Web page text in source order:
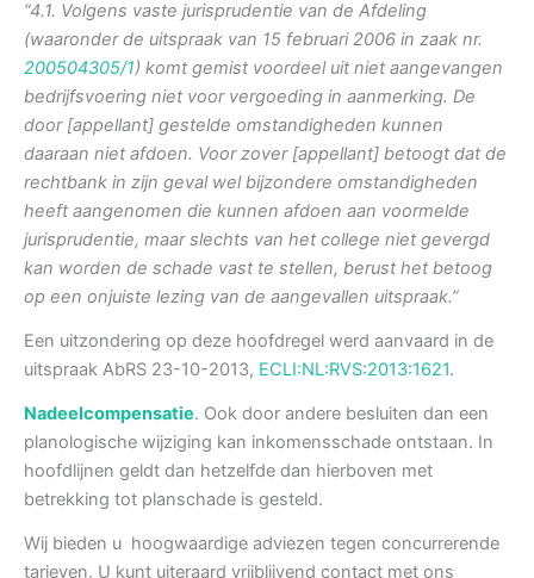
“4.1. Volgens vaste jurisprudentie van de Afdeling
(waaronder de uitspraak van 15 februari 2006 in zaak nr.
200504305/1) komt gemist voordeel uit niet aangevangen
bedrijfsvoering niet voor vergoeding in aanmerking. De
door [appellant] gestelde omstandigheden kunnen
daaraan niet afdoen. Voor zover [appellant] betoogt dat de
rechtbank in zijn geval wel bijzondere omstandigheden
heeft aangenomen die kunnen afdoen aan voormelde
jurisprudentie, maar slechts van het college niet gevergd
kan worden de schade vast te stellen, berust het betoog
op een onjuiste lezing van de aangevallen uitspraak.”
Een uitzondering op deze hoofdregel werd aanvaard in de
uitspraak AbRS 23-10-2013, ECLI:NL:RVS:2013:1621.
Nadeelcompensatie. Ook door andere besluiten dan een
planologische wijziging kan inkomensschade ontstaan. In
hoofdlijnen geldt dan hetzelfde dan hierboven met
betrekking tot planschade is gesteld.
Wij bieden u hoogwaardige adviezen tegen concurrerende
tarieven. U kunt uiteraard vrijblijvend contact met ons